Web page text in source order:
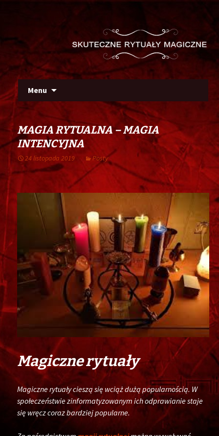
Menu
content
MAGIA RYTUALNA – MAGIA
INTENCYJNA
24 listopada 2019 Posty
Magiczne rytuały
Magiczne rytuały cieszą się wciąż dużą popularnością. W
społeczeństwie zinformatyzowanym ich odprawianie staje
się wręcz coraz bardziej popularne.